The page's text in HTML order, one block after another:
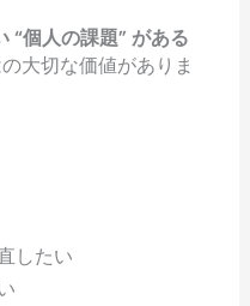
“個人の課題” がある
大切な価値がありま
したい